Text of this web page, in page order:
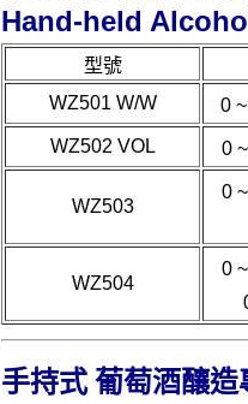
Hand-held
型號
WZ501 W/W
0
WZ502 VOL
0
WZ503
0
WZ504
0
手持式 葡萄酒釀